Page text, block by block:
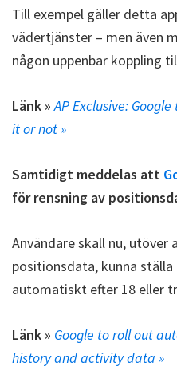
Till exempel gäller detta
vädertjänster – men även
någon uppenbar koppling
Länk » AP Exclusive:
it or not »
Samtidigt meddelas att
för rensning av
Användare skall nu, utöver
positionsdata, kunna
automatiskt efter 18 eller
Länk » Google to roll out
history and activity data »